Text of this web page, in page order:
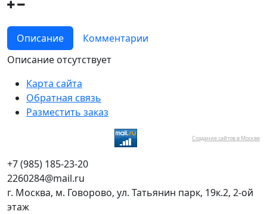
Описание
Комментарии
Описание отсутствует
Карта сайта
Обратная связь
Разместить заказ
Создание сайтов в Москве
+7 (985) 185-23-20
2260284@mail.ru
г. Москва, м. Говорово, ул. Татьянин парк, 19к.2, 2-ой
этаж